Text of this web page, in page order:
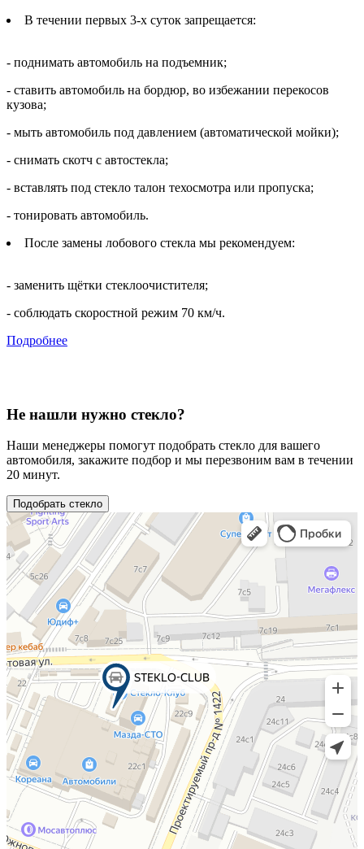
В течении первых 3-х суток запрещается:
- поднимать автомобиль на подъемник;
- ставить автомобиль на бордюр, во избежании перекосов
кузова;
- мыть автомобиль под давлением (автоматической мойки);
- снимать скотч с автостекла;
- вставлять под стекло талон техосмотра или пропуска;
- тонировать автомобиль.
После замены лобового стекла мы рекомендуем:
- заменить щётки стеклоочистителя;
- соблюдать скоростной режим 70 км/ч.
Подробнее
Не нашли нужно стекло?
Наши менеджеры помогут подобрать стекло для вашего
автомобиля, закажите подбор и мы перезвоним вам в течении
20 минут.
Подобрать стекло